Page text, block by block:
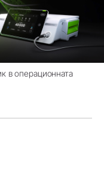
в операционната